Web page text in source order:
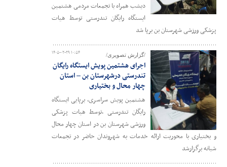
دیشب همراه با تجمعات مردمی هشتمین
ایستگاه رایگان تندرستی توسط هیات
پزشکی ورزشی شهرستان بن برپا شد
۱۴۰۵-۰۲-۲۹ ۱۰:۵۴ /گزارش تصویری/
اجرای هشتمین پویش ایستگاه رایگان
تندرستی درشهرستان بن – استان
چهار محال و بختیاری
هشتمین پویش سراسری، برپایی ایستگاه
رایگان تندرستی ،توسط هیات پزشکی
ورزشی شهرستان بن در استان چهار محال
و بختیاری با محوریت ارائه خدمات به شهروندان حاضر در تجمعات
شبانه برگزارشد